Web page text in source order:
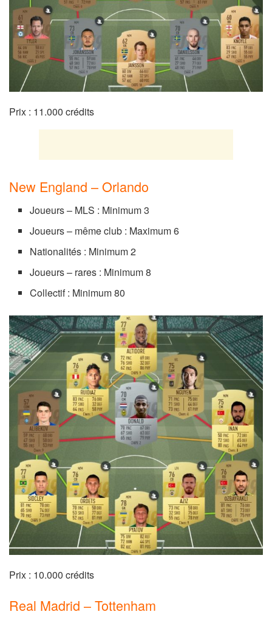
Prix : 11.000 crédits
New England – Orlando
Joueurs – MLS : Minimum 3
Joueurs – même club : Maximum 6
Nationalités : Minimum 2
Joueurs – rares : Minimum 8
Collectif : Minimum 80
Prix : 10.000 crédits
Real Madrid – Tottenham